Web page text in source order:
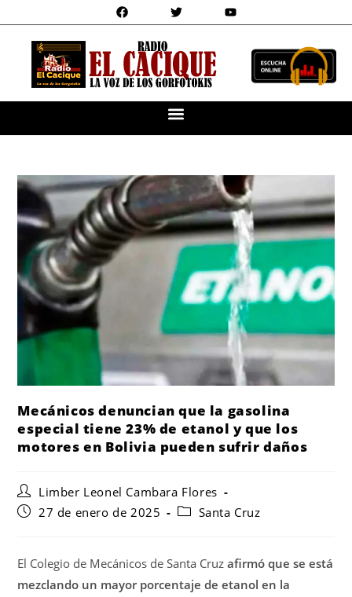
Mecánicos denuncian que la gasolina
especial tiene 23% de etanol y que los
motores en Bolivia pueden sufrir daños
Limber Leonel Cambara Flores
27 de enero de 2025
Santa Cruz
El Colegio de Mecánicos de Santa Cruz afirmó que se está
mezclando un mayor porcentaje de etanol en la